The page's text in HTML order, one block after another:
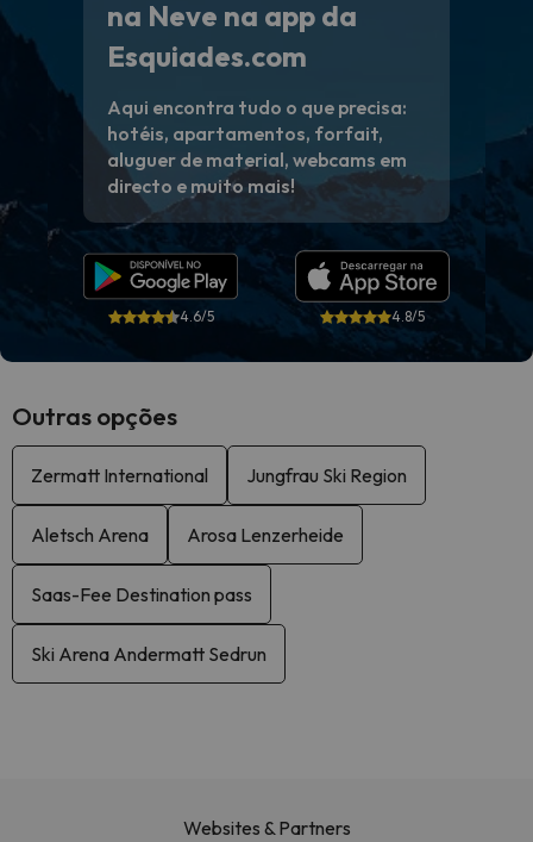
na Neve na app da
Esquiades.com
Aqui encontra tudo o que precisa:
hotéis, apartamentos, forfait,
aluguer de material, webcams em
directo e muito mais!
4.6/5 4.8/5
Outras opções
Zermatt International Jungfrau Ski Region
Aletsch Arena Arosa Lenzerheide
Saas-Fee Destination pass
Ski Arena Andermatt Sedrun
Websites & Partners